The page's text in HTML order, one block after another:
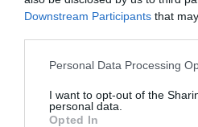
Downstream Participants that
Personal Data Processing
I want to opt-out of the
personal data.
Opted In
dinamització del comerç de
que elregidor de Serveis
ha afegit que les obres no
modernització estètica, sinó
manteniment,sempre